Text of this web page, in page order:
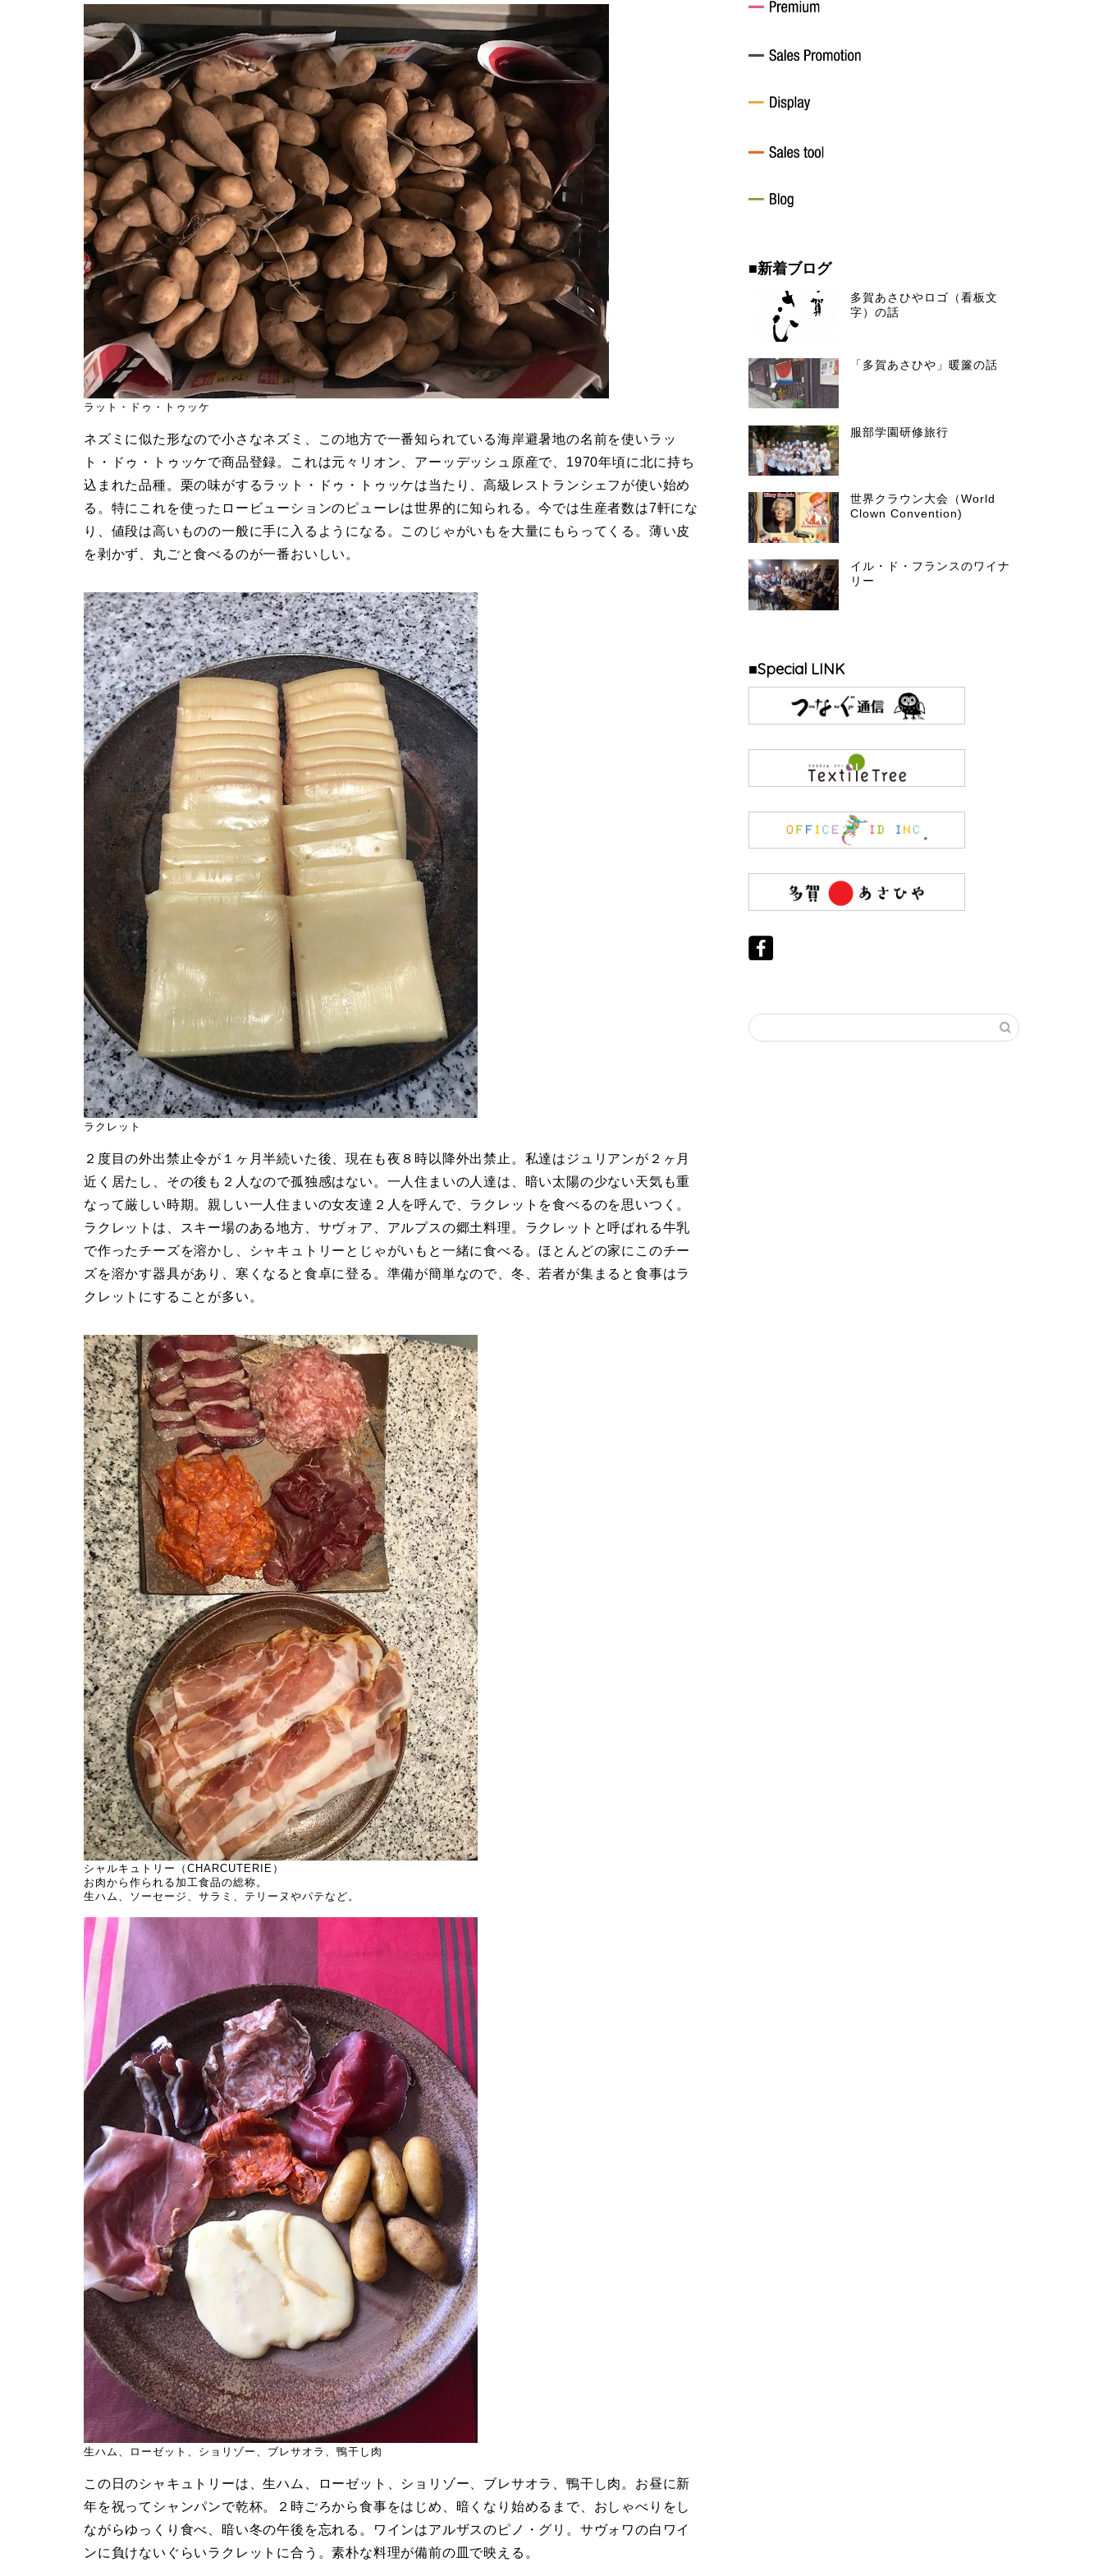
ラット・ドゥ・トゥッケ
ネズミに似た形なので小さなネズミ、この地方で一番知られている海岸避暑地の名前を使いラッ
ト・ドゥ・トゥッケで商品登録。これは元々リオン、アーッデッシュ原産で、1970年頃に北に持ち
込まれた品種。栗の味がするラット・ドゥ・トゥッケは当たり、高級レストランシェフが使い始め
る。特にこれを使ったロービューションのピューレは世界的に知られる。今では生産者数は7軒にな
り、値段は高いものの一般に手に入るようになる。このじゃがいもを大量にもらってくる。薄い皮
を剥かず、丸ごと食べるのが一番おいしい。
ラクレット
２度目の外出禁止令が１ヶ月半続いた後、現在も夜８時以降外出禁止。私達はジュリアンが２ヶ月
近く居たし、その後も２人なので孤独感はない。一人住まいの人達は、暗い太陽の少ない天気も重
なって厳しい時期。親しい一人住まいの女友達２人を呼んで、ラクレットを食べるのを思いつく。
ラクレットは、スキー場のある地方、サヴォア、アルプスの郷土料理。ラクレットと呼ばれる牛乳
で作ったチーズを溶かし、シャキュトリーとじゃがいもと一緒に食べる。ほとんどの家にこのチー
ズを溶かす器具があり、寒くなると食卓に登る。準備が簡単なので、冬、若者が集まると食事はラ
クレットにすることが多い。
シャルキュトリー（CHARCUTERIE）
お肉から作られる加工食品の総称。
生ハム、ソーセージ、サラミ、テリーヌやパテなど。
生ハム、ローゼット、ショリゾー、ブレサオラ、鴨干し肉
この日のシャキュトリーは、生ハム、ローゼット、ショリゾー、ブレサオラ、鴨干し肉。お昼に新
年を祝ってシャンパンで乾杯。２時ごろから食事をはじめ、暗くなり始めるまで、おしゃべりをし
ながらゆっくり食べ、暗い冬の午後を忘れる。ワインはアルザスのピノ・グリ。サヴォワの白ワイ
ンに負けないぐらいラクレットに合う。素朴な料理が備前の皿で映える。
■新着ブログ
多賀あさひやロゴ（看板文
字）の話
「多賀あさひや」暖簾の話
服部学園研修旅行
世界クラウン大会（World
Clown Convention)
イル・ド・フランスのワイナ
リー
■Special LINK